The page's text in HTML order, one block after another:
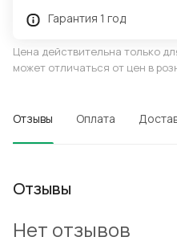
Гарантия 1 год
Цена действительна только
может отличаться от цен в
Отзывы Оплата
Отзывы
Нет отзывов